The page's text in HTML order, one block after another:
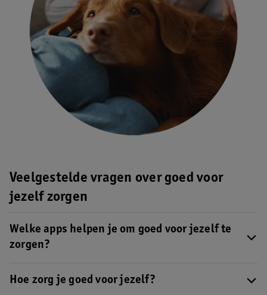
Veelgestelde vragen over goed voor
jezelf zorgen
Welke apps helpen je om goed voor jezelf te
zorgen?
Er zijn verschillende apps waarmee je je mentale gezondheid
Hoe zorg je goed voor jezelf?